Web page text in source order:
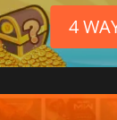
4